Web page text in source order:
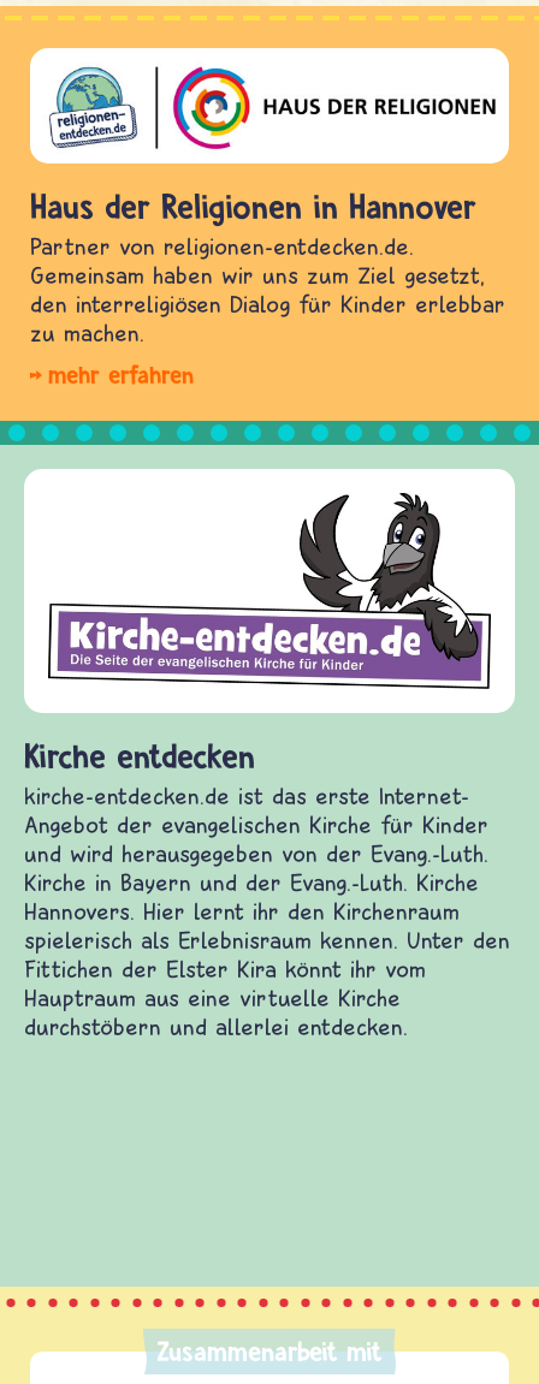
Haus der Religionen in Hannover
Partner von religionen-entdecken.de.
Gemeinsam haben wir uns zum Ziel gesetzt,
den interreligiösen Dialog für Kinder erlebbar
zu machen.
mehr erfahren
entdecken
entdecken.de ist das erste Internet-
der evangelischen Kirche für Kinder
wird herausgegeben von der Evang.-Luth.
in Bayern und der Evang.-Luth. Kirche
Hier lernt ihr den Kirchenraum
als Erlebnisraum kennen. Unter den
der Elster Kira könnt ihr vom
aus eine virtuelle Kirche
und allerlei entdecken.
was
Zusammenarbeit mit